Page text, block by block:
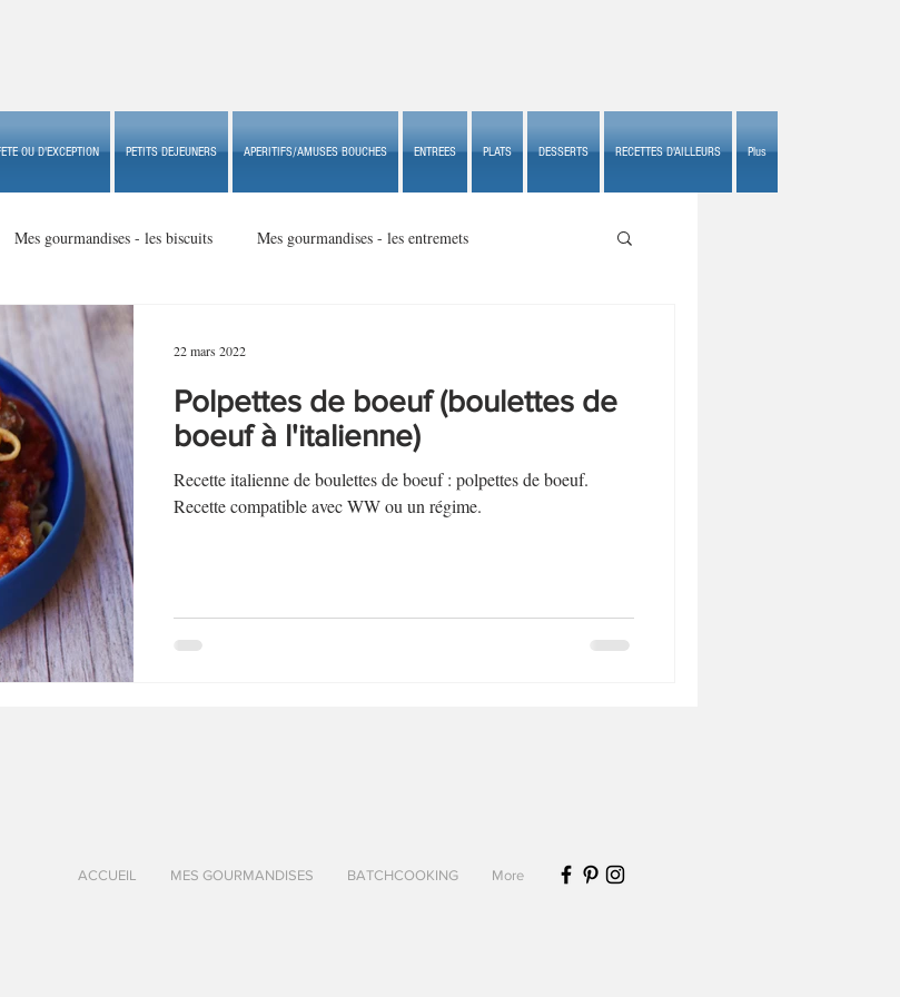
OU D'EXCEPTION PETITS DEJEUNERS APERITIFS/AMUSES BOUCHES ENTREES PLATS DESSERTS RECETTES D'AILLEURS Plus
Mes gourmandises - les biscuits Mes gourmandises - les entremets
- made in USA
Apéritifs/amuses bouches de fête ou Apéritifs croustillants
autres petits déjeuners Biscuits et crackers Biscuits et sablés
Cakes et muffins
Desserts aux fruits
Polpettes de boeuf (boulettes de
boeuf à l'italienne)
Recette italienne de boulettes de boeuf : polpettes de boeuf.
Recette compatible avec WW ou un régime.
22 mars 2022
ACCUEIL MES GOURMANDISES BATCHCOOKING More